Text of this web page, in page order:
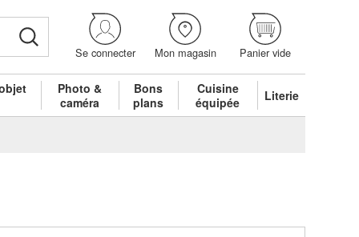
Se connecter Mon magasin Panier vide
Photo &
caméra
Bons
plans
Cuisine
équipée
Literie